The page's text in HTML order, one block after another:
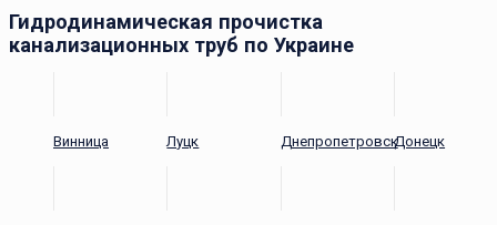
Гидродинамическая прочистка
канализационных труб по Украине
Винница Луцк ДнепропетровскДонецк